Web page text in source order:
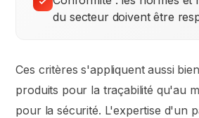
du secteur doivent être
Ces critères s'appliquent aussi
produits pour la traçabilité qu'au
pour la sécurité. L'expertise d'un